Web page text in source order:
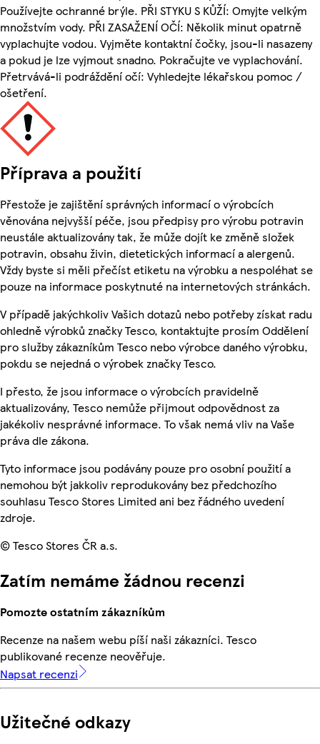
Používejte ochranné brýle. PŘI STYKU S KŮŽÍ: Omyjte velkým
množstvím vody. PŘI ZASAŽENÍ OČÍ: Několik minut opatrně
vyplachujte vodou. Vyjměte kontaktní čočky, jsou-li nasazeny
a pokud je lze vyjmout snadno. Pokračujte ve vyplachování.
Přetrvává-li podráždění očí: Vyhledejte lékařskou pomoc /
ošetření.
Příprava a použití
Přestože je zajištění správných informací o výrobcích
věnována nejvyšší péče, jsou předpisy pro výrobu potravin
neustále aktualizovány tak, že může dojít ke změně složek
potravin, obsahu živin, dietetických informací a alergenů.
Vždy byste si měli přečíst etiketu na výrobku a nespoléhat se
pouze na informace poskytnuté na internetových stránkách.
V případě jakýchkoliv Vašich dotazů nebo potřeby získat radu
ohledně výrobků značky Tesco, kontaktujte prosím Oddělení
pro služby zákazníkům Tesco nebo výrobce daného výrobku,
pokdu se nejedná o výrobek značky Tesco.
I přesto, že jsou informace o výrobcích pravidelně
aktualizovány, Tesco nemůže přijmout odpovědnost za
jakékoliv nesprávné informace. To však nemá vliv na Vaše
práva dle zákona.
Tyto informace jsou podávány pouze pro osobní použití a
nemohou být jakkoliv reprodukovány bez předchozího
souhlasu Tesco Stores Limited ani bez řádného uvedení
zdroje.
© Tesco Stores ČR a.s.
Zatím nemáme žádnou recenzi
Pomozte ostatním zákazníkům
Recenze na našem webu píší naši zákazníci. Tesco
publikované recenze neověřuje.
Napsat recenzi
Užitečné odkazy